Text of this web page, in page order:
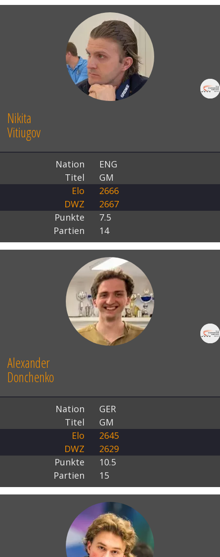
Nikita
Vitiugov
Nation
ENG
Titel
GM
Elo
2666
DWZ
2667
Punkte
7.5
Partien
14
Alexander
Donchenko
Nation
GER
Titel
GM
Elo
2645
DWZ
2629
Punkte
10.5
Partien
15